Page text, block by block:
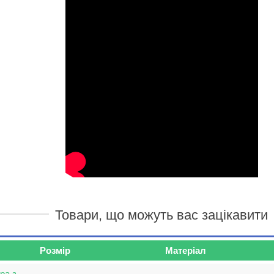
Товари, що можуть вас зацікавити
Розмір Матеріал